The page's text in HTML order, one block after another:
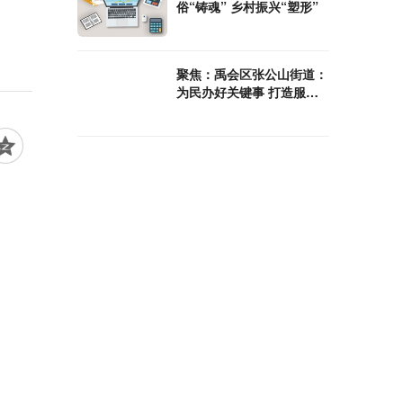
俗“铸魂” 乡村振兴“塑形”
聚焦：禹会区张公山街道：
为民办好关键事 打造服务